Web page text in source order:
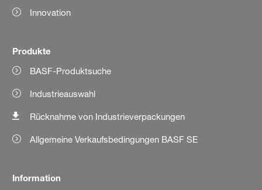
Innovation
Produkte
BASF-Produktsuche
Industrieauswahl
Rücknahme von Industrieverpackungen
Allgemeine Verkaufsbedingungen BASF SE
Information